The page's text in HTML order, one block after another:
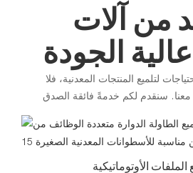
من آلات
عالية الجودة
لتلميع المنتجات المعدنية، فلا
الملفات الأوتوماتيكية